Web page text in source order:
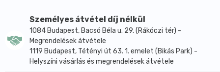
vitamin hozzájárul a normál véralvadáshoz és a
normál csontozat fenntartásához. Az A-vitamin
hozzájárul a normál látás, a bőr normál állapotának és
az immunrendszer normál működésének
fenntartásához. A termékben található három
Személyes átvétel díj nélkül
1084 Budapest, Bacsó Béla u. 29. (Rákóczi tér) -
Megrendelések átvétele
1119 Budapest, Tétényi út 63. 1. emelet (Bikás Park) -
Helyszíni vásárlás és megrendelések átvétele